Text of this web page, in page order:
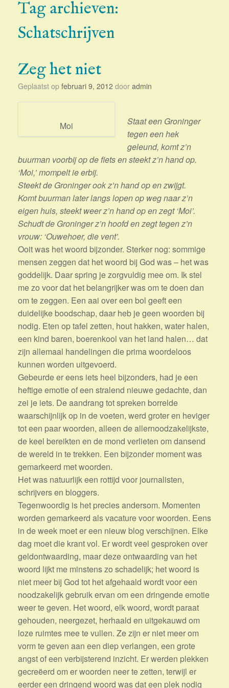
Tag archieven:
Schatschrijven
Zeg het niet
Geplaatst op februari 9, 2012 door admin
Moi
Staat een Groninger
tegen een hek
geleund, komt z’n
buurman voorbij op de fiets en steekt z’n hand op.
‘Moi,’ mompelt ie erbij.
Steekt de Groninger ook z’n hand op en zwijgt.
Komt buurman later langs lopen op weg naar z’n
eigen huis, steekt weer z’n hand op en zegt ‘Moi’.
Schudt de Groninger z’n hoofd en zegt tegen z’n
vrouw: ‘Ouwehoer, die vent’.
Ooit was het woord bijzonder. Sterker nog: sommige
mensen zeggen dat het woord bij God was – het was
goddelijk. Daar spring je zorgvuldig mee om. Ik stel
me zo voor dat het belangrijker was om te doen dan
om te zeggen. Een aai over een bol geeft een
duidelijke boodschap, daar heb je geen woorden bij
nodig. Eten op tafel zetten, hout hakken, water halen,
een kind baren, boerenkool van het land halen… dat
zijn allemaal handelingen die prima woordeloos
kunnen worden uitgevoerd.
Gebeurde er eens iets heel bijzonders, had je een
heftige emotie of een stralend nieuwe gedachte, dan
zei je iets. De aandrang tot spreken borrelde
waarschijnlijk op in de voeten, werd groter en heviger
tot een paar woorden, alleen de allernoodzakelijkste,
de keel bereikten en de mond verlieten om dansend
de wereld in te trekken. Een bijzonder moment was
gemarkeerd met woorden.
Het was natuurlijk een rottijd voor journalisten,
schrijvers en bloggers.
Tegenwoordig is het precies andersom. Momenten
worden gemarkeerd als vacature voor woorden. Eens
in de week moet er een nieuw blog verschijnen. Elke
dag moet die krant vol. Er wordt veel gesproken over
geldontwaarding, maar deze ontwaarding van het
woord lijkt me minstens zo schadelijk; het woord is
niet meer bij God tot het afgehaald wordt voor een
noodzakelijk gebruik ervan om een dringende emotie
weer te geven. Het woord, elk woord, wordt paraat
gehouden, neergezet, herhaald en uitgekauwd om
loze ruimtes mee te vullen. Ze zijn er niet meer om
vorm te geven aan een diep verlangen, een grote
angst of een verbijsterend inzicht. Er werden plekken
gecreëerd om er woorden neer te zetten, terwijl er
eerder een dringend woord was dat een plek nodig